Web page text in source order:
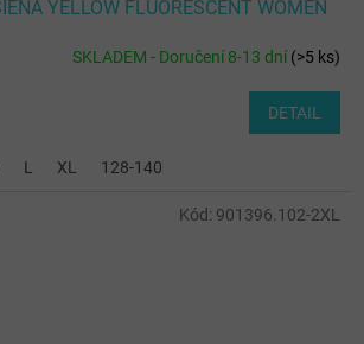
YELLOW FLUORESCENT WOMEN
SKLADEM - Doručení 8-13 dní(>5 ks)
DETAIL
L XL 128-140
Kód: 901396.102-2XL